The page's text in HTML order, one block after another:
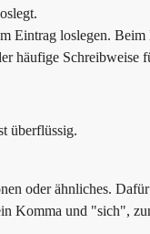
Eintrag loslegen.
häufige Schreibweise
überflüssig.
oder ähnliches.
Komma und "sich",